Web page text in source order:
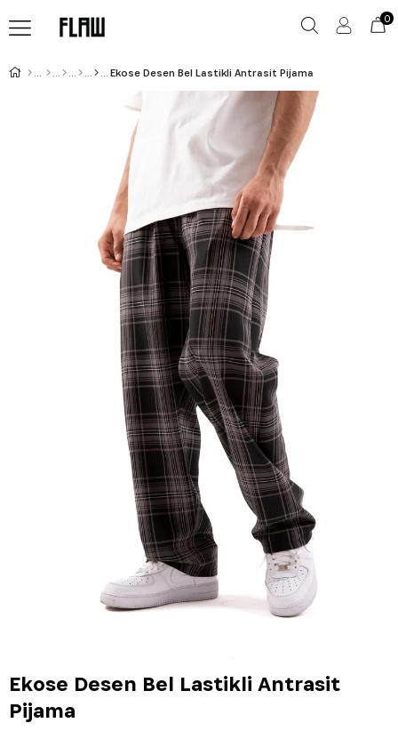
0
Ekose Desen Bel Lastikli Antrasit Pijama
Ekose Desen Bel Lastikli Antrasit
Pijama